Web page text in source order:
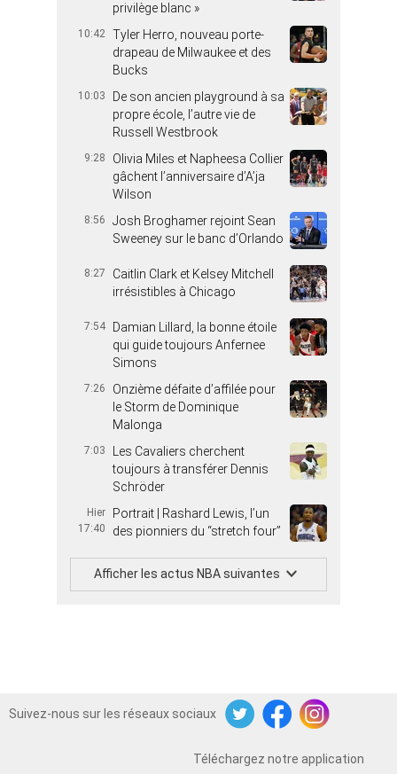
privilège blanc »
10:42 Tyler Herro, nouveau porte-
drapeau de Milwaukee et des
Bucks
10:03
De son ancien playground à sa
propre école, l’autre vie de
Russell Westbrook
9:28
Olivia Miles et Napheesa Collier
gâchent l’anniversaire d’A’ja
Wilson
8:56
Josh Broghamer rejoint Sean
Sweeney sur le banc d’Orlando
8:27
Caitlin Clark et Kelsey Mitchell
irrésistibles à Chicago
7:54
Damian Lillard, la bonne étoile
qui guide toujours Anfernee
Simons
7:26
Onzième défaite d’affilée pour
le Storm de Dominique
Malonga
7:03
Les Cavaliers cherchent
toujours à transférer Dennis
Schröder
Hier
17:40
Portrait | Rashard Lewis, l’un
des pionniers du “stretch four”
Afficher les actus NBA suivantes
Suivez-nous sur les réseaux sociaux
TwitterFacebookInstagram
Téléchargez notre application